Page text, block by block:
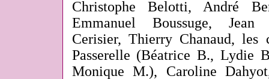
Christophe Belotti, André
Emmanuel Boussuge, Jean
Cerisier, Thierry Chanaud, les
Passerelle (Béatrice B.,
Monique M.), Caroline